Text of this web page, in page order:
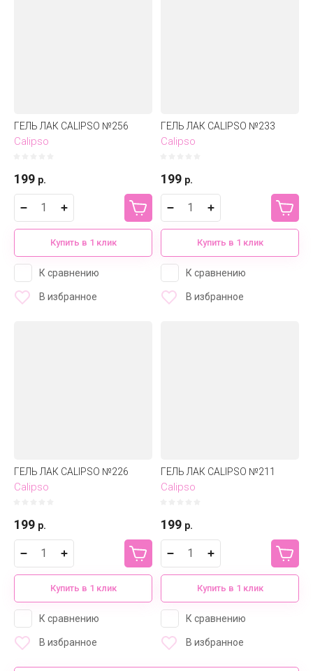
ГЕЛЬ ЛАК CALIPSO №256
Calipso
199 р.
Купить в 1 клик
К сравнению
В избранное
ГЕЛЬ ЛАК CALIPSO №233
Calipso
199 р.
Купить в 1 клик
К сравнению
В избранное
ГЕЛЬ ЛАК CALIPSO №226
Calipso
199 р.
Купить в 1 клик
К сравнению
В избранное
ГЕЛЬ ЛАК CALIPSO №211
Calipso
199 р.
Купить в 1 клик
К сравнению
В избранное